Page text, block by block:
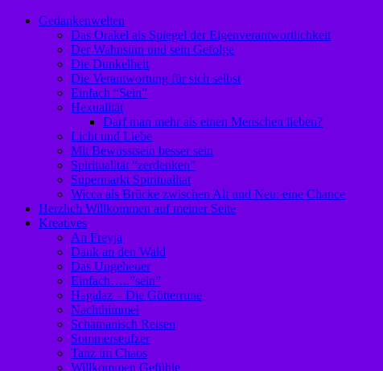
Gedankenwelten
Das Orakel als Spiegel der Eigenverantwortlichkeit
Der Wahnsinn und sein Gefolge
Die Dunkelheit
Die Verantwortung für sich selbst
Einfach “Sein”
Hexualität
Darf man mehr als einen Menschen lieben?
Licht und Liebe
Mit Bewusstsein besser sein
Spiritualität “zerdenken”
Supermarkt Spiritualität
Wicca als Brücke zwischen Alt und Neu: eine Chance
Herzlich Willkommen auf meiner Seite
Kreatives
An Freyja
Dank an den Wald
Das Ungeheuer
Einfach…..”sein”
Hagalaz – Die Götterrune
Nachthimmel
Schamanisch Reisen
Sommerseufzer
Tanz im Chaos
Willkommen Gefühle